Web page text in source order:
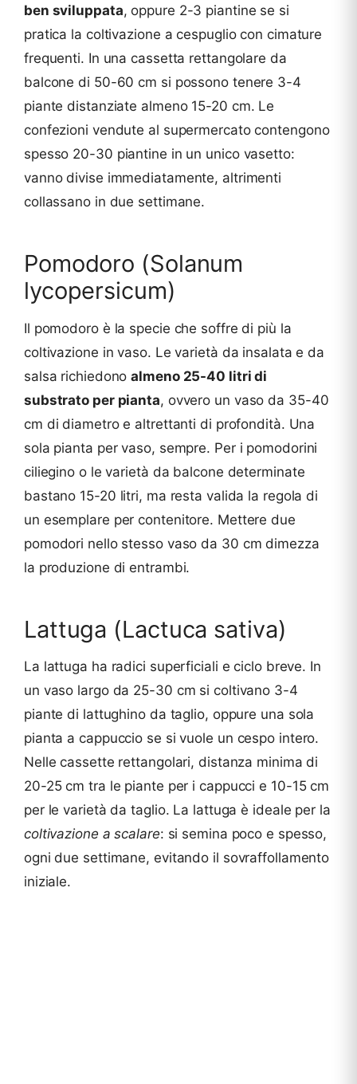
ben sviluppata, oppure 2-3 piantine se si
pratica la coltivazione a cespuglio con cimature
frequenti. In una cassetta rettangolare da
balcone di 50-60 cm si possono tenere 3-4
piante distanziate almeno 15-20 cm. Le
confezioni vendute al supermercato contengono
spesso 20-30 piantine in un unico vasetto:
vanno divise immediatamente, altrimenti
collassano in due settimane.
Pomodoro (Solanum
lycopersicum)
Il pomodoro è la specie che soffre di più la
coltivazione in vaso. Le varietà da insalata e da
salsa richiedonoalmeno 25-40 litri di
substrato per pianta, ovvero un vaso da 35-40
cm di diametro e altrettanti di profondità. Una
sola pianta per vaso, sempre. Per i pomodorini
ciliegino o le varietà da balcone determinate
bastano 15-20 litri, ma resta valida la regola di
un esemplare per contenitore. Mettere due
pomodori nello stesso vaso da 30 cm dimezza
la produzione di entrambi.
Lattuga (Lactuca sativa)
La lattuga ha radici superficiali e ciclo breve. In
un vaso largo da 25-30 cm si coltivano 3-4
piante di lattughino da taglio, oppure una sola
pianta a cappuccio se si vuole un cespo intero.
Nelle cassette rettangolari, distanza minima di
20-25 cm tra le piante per i cappucci e 10-15 cm
per le varietà da taglio. La lattuga è ideale per la
coltivazione a scalare: si semina poco e spesso,
ogni due settimane, evitando il sovraffollamento
iniziale.